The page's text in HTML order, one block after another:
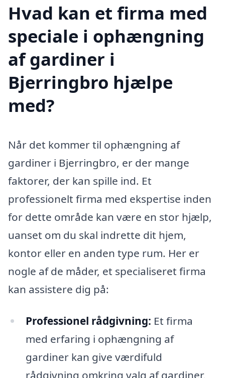
Hvad kan et firma med
speciale i ophængning
af gardiner i
Bjerringbro hjælpe
med?
Når det kommer til ophængning af
gardiner i Bjerringbro, er der mange
faktorer, der kan spille ind. Et
professionelt firma med ekspertise inden
for dette område kan være en stor hjælp,
uanset om du skal indrette dit hjem,
kontor eller en anden type rum. Her er
nogle af de måder, et specialiseret firma
kan assistere dig på:
Professionel rådgivning: Et firma
med erfaring i ophængning af
gardiner kan give værdifuld
rådgivning omkring valg af gardiner,